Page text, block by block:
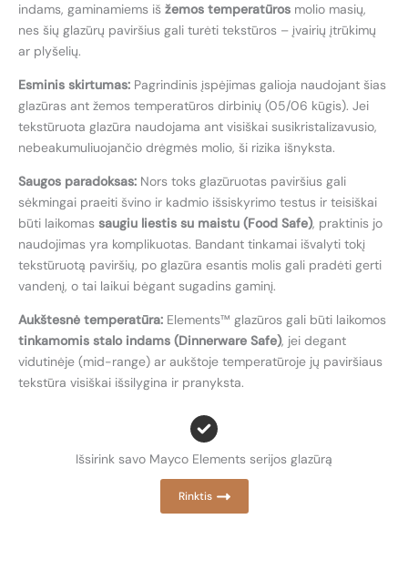
indams, gaminamiems iš žemos temperatūros molio masių,
nes šių glazūrų paviršius gali turėti tekstūros – įvairių įtrūkimų
ar plyšelių.
Esminis skirtumas: Pagrindinis įspėjimas galioja naudojant šias
glazūras ant žemos temperatūros dirbinių (05/06 kūgis). Jei
tekstūruota glazūra naudojama ant visiškai susikristalizavusio,
nebeakumuliuojančio drėgmės molio, ši rizika išnyksta.
Saugos paradoksas: Nors toks glazūruotas paviršius gali
sėkmingai praeiti švino ir kadmio išsiskyrimo testus ir teisiškai
būti laikomas saugiu liestis su maistu (Food Safe), praktinis jo
naudojimas yra komplikuotas. Bandant tinkamai išvalyti tokį
tekstūruotą paviršių, po glazūra esantis molis gali pradėti gerti
vandenį, o tai laikui bėgant sugadins gaminį.
Aukštesnė temperatūra: Elements™ glazūros gali būti laikomos
tinkamomis stalo indams (Dinnerware Safe), jei degant
vidutinėje (mid-range) ar aukštoje temperatūroje jų paviršiaus
tekstūra visiškai išsilygina ir pranyksta.
Išsirink savo Mayco Elements serijos glazūrą
Rinktis